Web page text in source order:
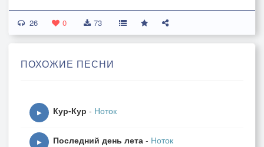
**Смех взрывает,**
Свет летит.
Жизнь болит.
Тишина.
Я — луна.
26 0 73
ПОХОЖИЕ ПЕСНИ
▶ Кур-Кур - Ноток
▶ Последний день лета - Ноток